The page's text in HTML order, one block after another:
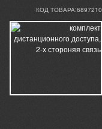
КОД ТОВАРА:6897210